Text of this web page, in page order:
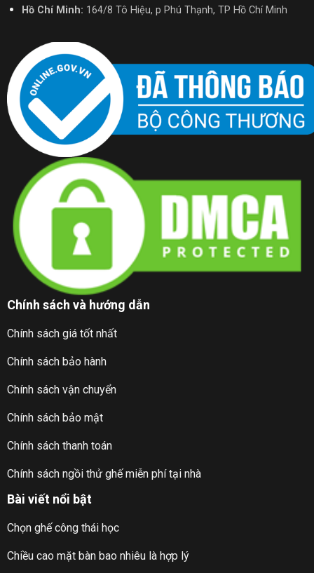
Hồ Chí Minh: 164/8 Tô Hiệu, p Phú Thạnh, TP Hồ Chí Minh
Chính sách và hướng dẫn
Chính sách giá tốt nhất
Chính sách bảo hành
Chính sách vận chuyển
Chính sách bảo mật
Chính sách thanh toán
Chính sách ngồi thử ghế miễn phí tại nhà
Bài viết nổi bật
Chọn ghế công thái học
Chiều cao mặt bàn bao nhiêu là hợp lý